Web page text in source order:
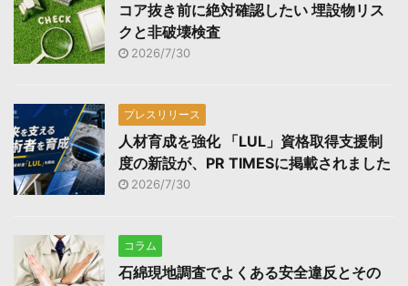
コア抜き前に絶対確認したい 埋設物リス
クと非破壊検査
2026/7/30
プレスリリース
人材育成を強化 「LUL」資格取得支援制
度の新設が、PR TIMESに掲載されました
2026/7/30
コラム
石綿現地調査でよくある安全違反とその